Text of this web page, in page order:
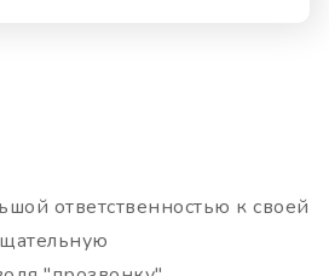
ответственностью к своей